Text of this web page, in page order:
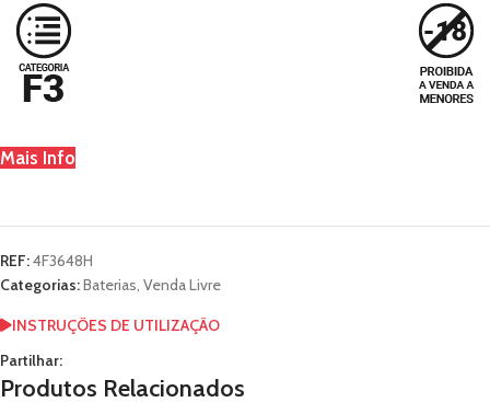
Mais Info
REF:4F3648H
Categorias:Baterias, Venda Livre
INSTRUÇÕES DE UTILIZAÇÃO
Partilhar:
Produtos Relacionados